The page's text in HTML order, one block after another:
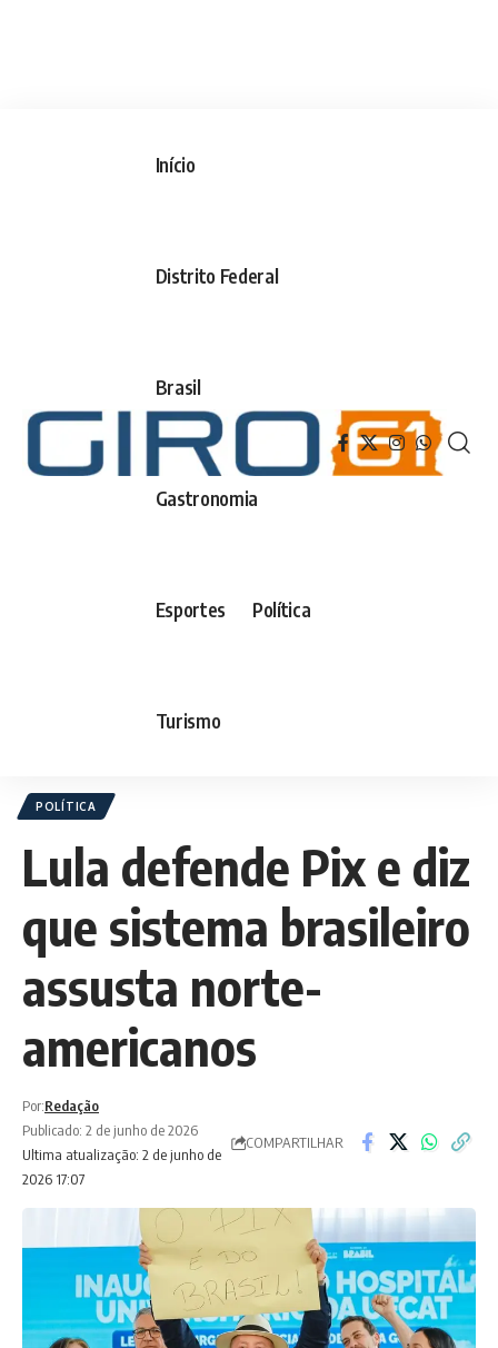
Início
Distrito Federal
Brasil
Gastronomia
Esportes Política
Turismo
POLÍTICA
Lula defende Pix e diz
que sistema brasileiro
assusta norte-
americanos
Ultima atualização: 2 de junho de
2026 17:07
Por:Redação
Publicado: 2 de junho de 2026
COMPARTILHAR